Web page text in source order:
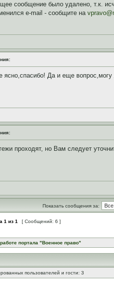
сообщение было удалено, т.к.
е-mail - сообщите на
ясно,спасибо! Да и еще
проходят, но Вам следует
Показать сообщения за:
1 из 1 [ Сообщений: 6 ]
портала "Военное право"
пользователей и гости: 3